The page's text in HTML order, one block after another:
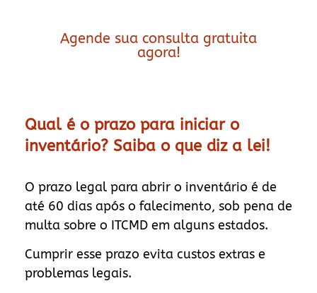
Agende sua consulta gratuita
agora!
Qual é o prazo para iniciar o
inventário? Saiba o que diz a lei!
O prazo legal para abrir o inventário é de
até 60 dias após o falecimento, sob pena de
multa sobre o ITCMD em alguns estados.
Cumprir esse prazo evita custos extras e
problemas legais.